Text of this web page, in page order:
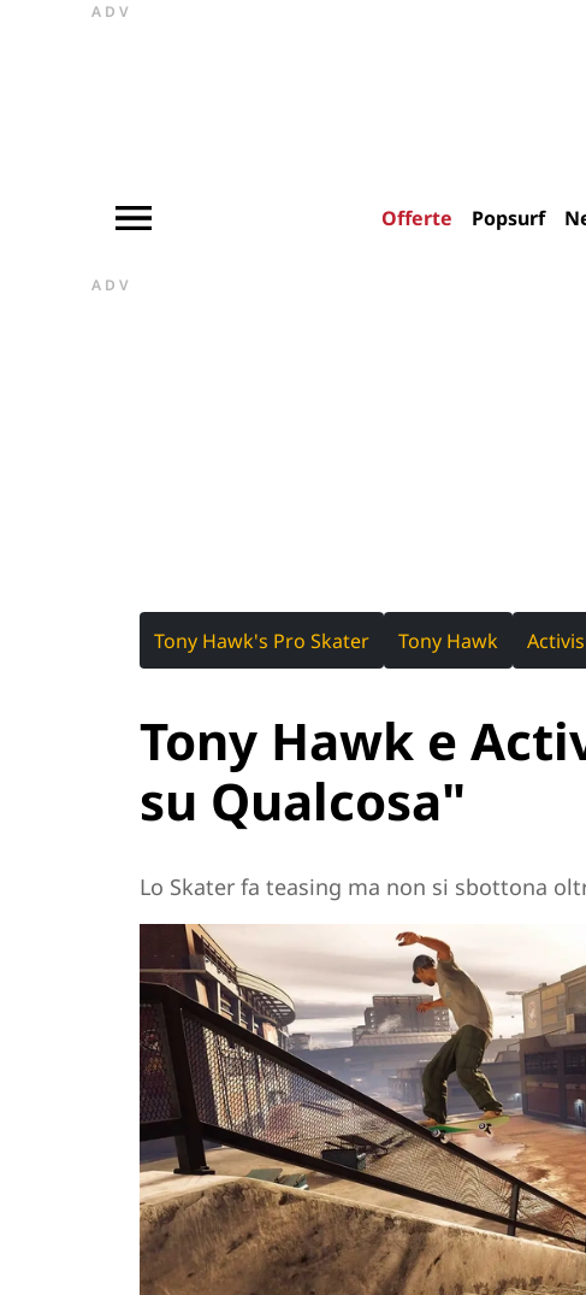
ADV
Offerte Popsurf
ADV
Tony Hawk's Pro Skater Tony Hawk
Tony Hawk e
su Qualcosa"
Lo Skater fa teasing ma non si sbottona